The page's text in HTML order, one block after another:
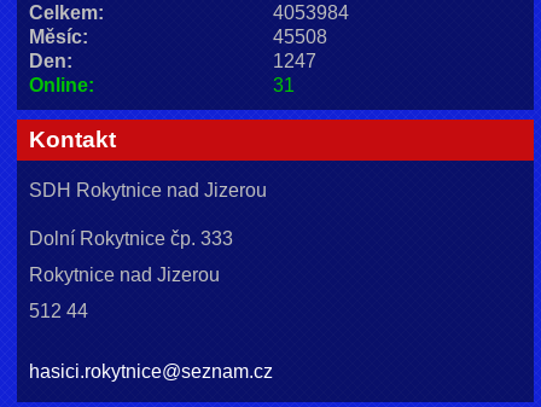
Online: 31
Celkem:
4053984
Měsíc:
45508
Den:
1247
Kontakt
SDH Rokytnice nad Jizerou
Dolní Rokytnice čp. 333
Rokytnice nad Jizerou
512 44
hasici.rokytnice@seznam.cz